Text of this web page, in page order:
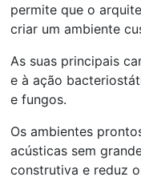
permite que o
criar um ambiente
As suas principais
e à ação
e fungos.
Os ambientes
acústicas sem
construtiva e reduz